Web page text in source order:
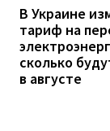
В Украине
тариф на
сколько
в августе